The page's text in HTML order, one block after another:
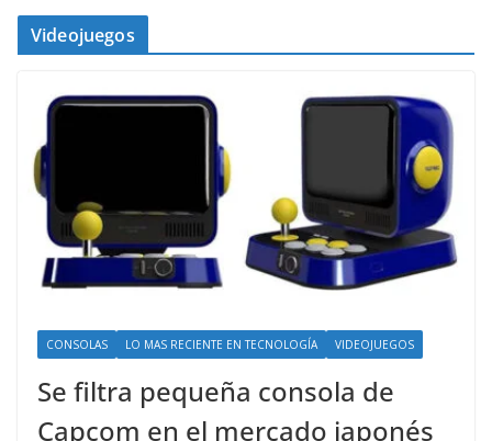
Videojuegos
CONSOLAS LO MAS RECIENTE EN TECNOLOGÍA VIDEOJUEGOS
Se filtra pequeña consola de
Capcom en el mercado japonés